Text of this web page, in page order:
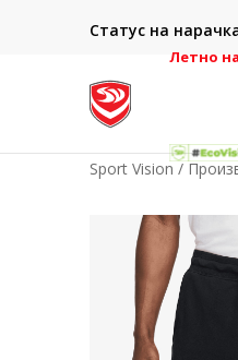
Статус на
- на сите
Летно
Sport Vision